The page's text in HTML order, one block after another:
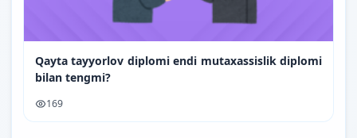
Qayta tayyorlov diplomi endi mutaxassislik diplomi
bilan tengmi?
169